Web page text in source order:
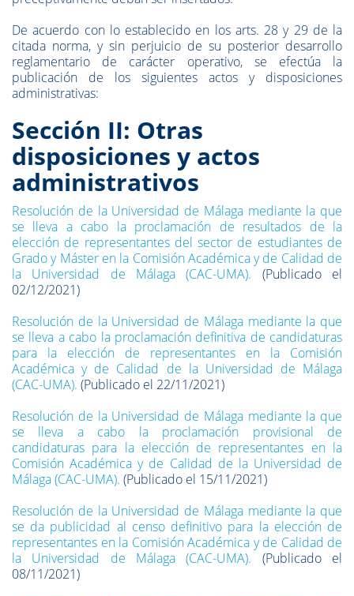
De acuerdo con lo establecido en los arts. 28 y 29 de la
citada norma, y sin perjuicio de su posterior desarrollo
reglamentario de carácter operativo, se efectúa la
publicación de los siguientes actos y disposiciones
administrativas:
Sección II: Otras
disposiciones y actos
administrativos
Resolución de la Universidad de Málaga mediante la que
se lleva a cabo la proclamación de resultados de la
elección de representantes del sector de estudiantes de
Grado y Máster en la Comisión Académica y de Calidad de
la Universidad de Málaga (CAC-UMA). (Publicado el
02/12/2021)
Resolución de la Universidad de Málaga mediante la que
se lleva a cabo la proclamación definitiva de candidaturas
para la elección de representantes en la Comisión
Académica y de Calidad de la Universidad de Málaga
(CAC-UMA). (Publicado el 22/11/2021)
Resolución de la Universidad de Málaga mediante la que
se lleva a cabo la proclamación provisional de
candidaturas para la elección de representantes en la
Comisión Académica y de Calidad de la Universidad de
Málaga (CAC-UMA). (Publicado el 15/11/2021)
Resolución de la Universidad de Málaga mediante la que
se da publicidad al censo definitivo para la elección de
representantes en la Comisión Académica y de Calidad de
la Universidad de Málaga (CAC-UMA). (Publicado el
08/11/2021)